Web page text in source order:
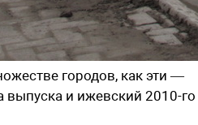
городов, как эти —
выпуска и ижевский 2010-го